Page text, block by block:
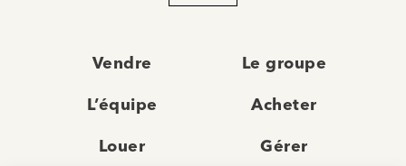
Vendre Le groupe
L’équipe Acheter
Louer Gérer